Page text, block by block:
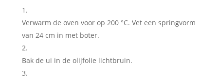
Verwarm de oven voor op 200 °C. Vet een springvorm
van 24 cm in met boter.
Bak de ui in de olijfolie lichtbruin.